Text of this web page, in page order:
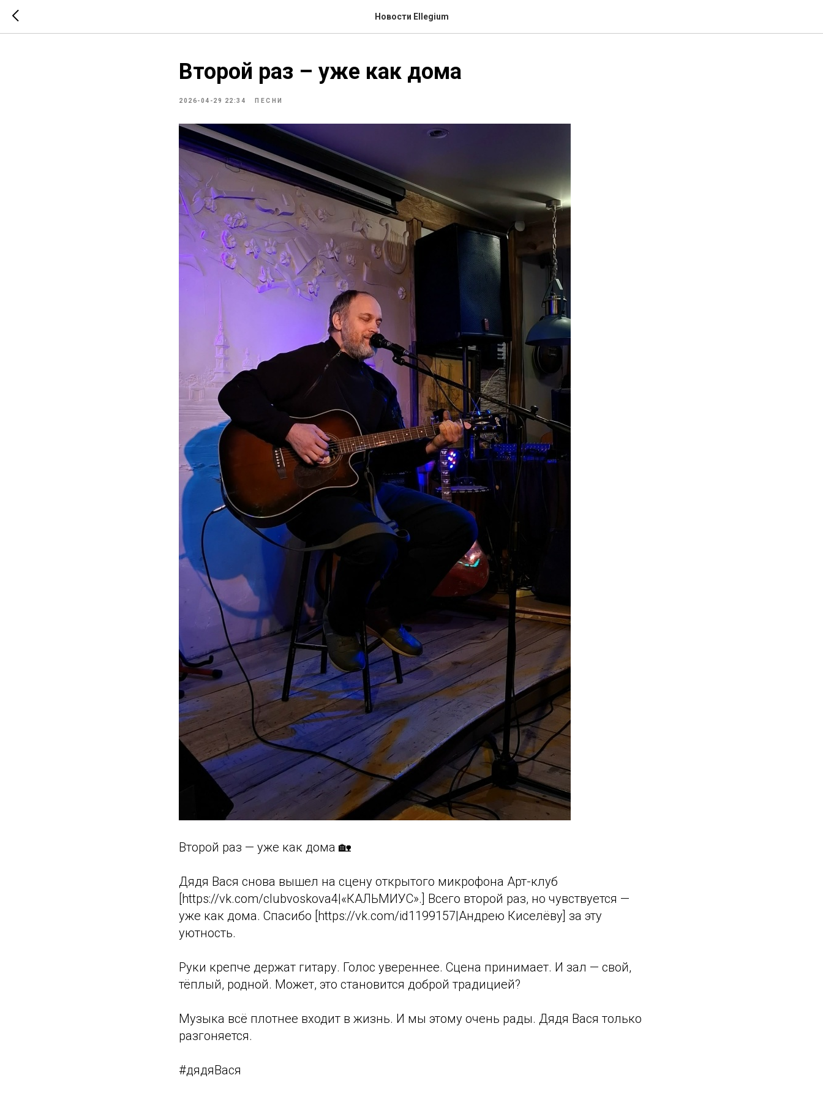
Новости Ellegium
Второй раз – уже как дома
2026-04-29 22:34 ПЕСНИ
Второй раз — уже как дома 🏡
Дядя Вася снова вышел на сцену открытого микрофона Арт-клуб
[https://vk.com/clubvoskova4|«КАЛЬМИУС».] Всего второй раз, но чувствуется —
уже как дома. Спасибо [https://vk.com/id1199157|Андрею Киселёву] за эту
уютность.
Руки крепче держат гитару. Голос увереннее. Сцена принимает. И зал — свой,
тёплый, родной. Может, это становится доброй традицией?
Музыка всё плотнее входит в жизнь. И мы этому очень рады. Дядя Вася только
разгоняется.
#дядяВася